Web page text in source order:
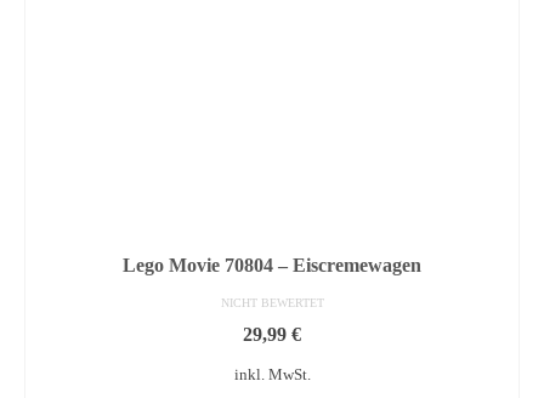
Lego Movie 70804 – Eiscremewagen
NICHT BEWERTET
29,99 €
inkl. MwSt.